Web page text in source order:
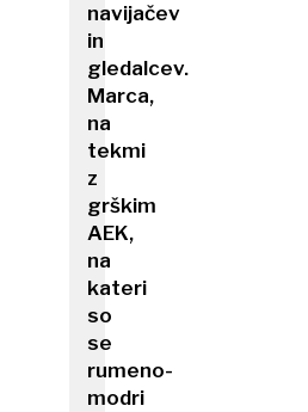
navijačev
in
gledalcev.
Marca,
na
tekmi
z
grškim
AEK,
na
kateri
so
se
rumeno-
modri